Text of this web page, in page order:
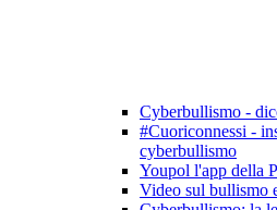
Cyberbullismo -
#Cuoriconnessi -
cyberbullismo
Youpol l'app della
Video sul bullismo